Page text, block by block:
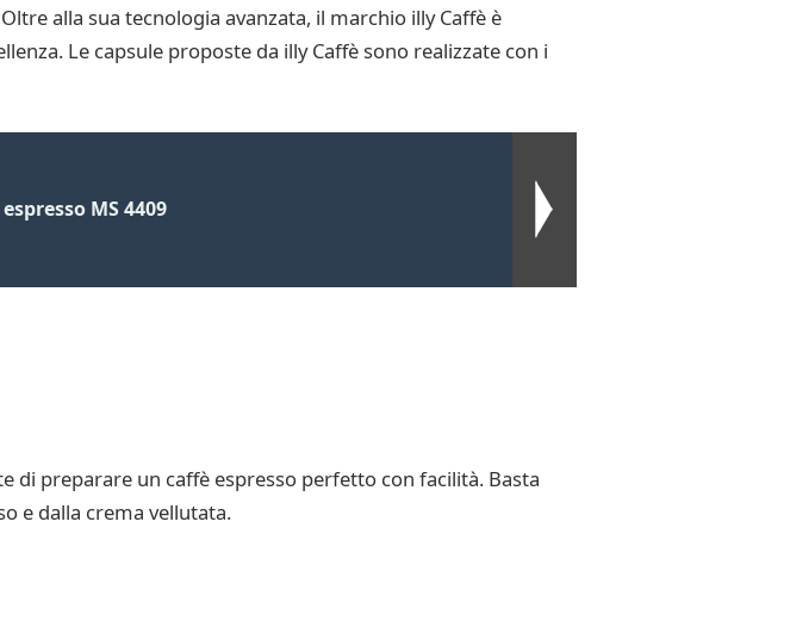
alla sua tecnologia avanzata, il marchio illy Caffè è
Le capsule proposte da illy Caffè sono realizzate con i
MS 4409
di preparare un caffè espresso perfetto con facilità. Basta
e dalla crema vellutata.